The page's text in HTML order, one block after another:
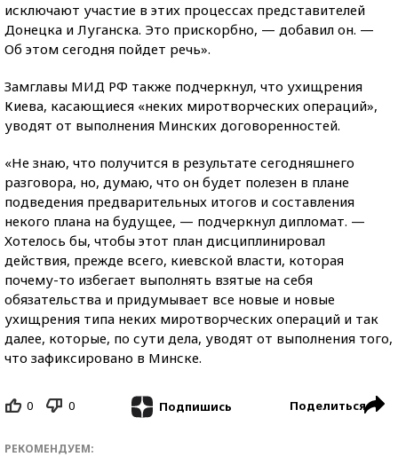
исключают участие в этих процессах представителей
Донецка и Луганска. Это прискорбно, — добавил он. —
Об этом сегодня пойдет речь».
Замглавы МИД РФ также подчеркнул, что ухищрения
Киева, касающиеся «неких миротворческих операций»,
уводят от выполнения Минских договоренностей.
«Не знаю, что получится в результате сегодняшнего
разговора, но, думаю, что он будет полезен в плане
подведения предварительных итогов и составления
некого плана на будущее, — подчеркнул дипломат. —
Хотелось бы, чтобы этот план дисциплинировал
действия, прежде всего, киевской власти, которая
почему-то избегает выполнять взятые на себя
обязательства и придумывает все новые и новые
ухищрения типа неких миротворческих операций и так
далее, которые, по сути дела, уводят от выполнения того,
что зафиксировано в Минске.
0 0 Подпишись Поделиться
РЕКОМЕНДУЕМ: